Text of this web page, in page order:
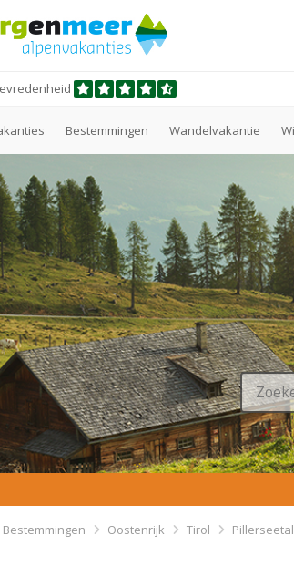
Bestemmingen Wandelvakantie
Bestemmingen Oostenrijk Tirol Pillerseetal